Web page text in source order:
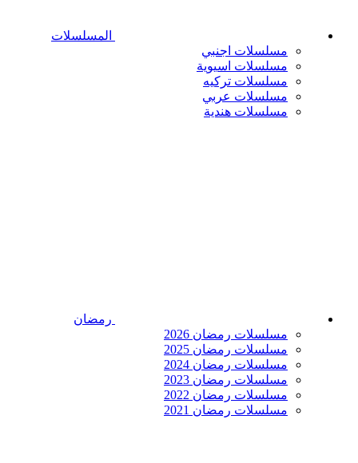
المسلسلات
مسلسلات اجنبي
مسلسلات اسيوية
مسلسلات تركيه
مسلسلات عربي
مسلسلات هندية
رمضان
مسلسلات رمضان 2026
مسلسلات رمضان 2025
مسلسلات رمضان 2024
مسلسلات رمضان 2023
مسلسلات رمضان 2022
مسلسلات رمضان 2021